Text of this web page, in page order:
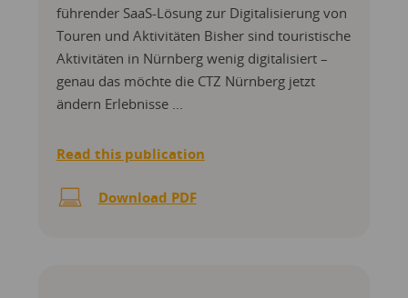
führender SaaS-Lösung zur Digitalisierung von
Touren und Aktivitäten Bisher sind touristische
Aktivitäten in Nürnberg wenig digitalisiert –
genau das möchte die CTZ Nürnberg jetzt
ändern Erlebnisse ...
Read this publication
Download PDF